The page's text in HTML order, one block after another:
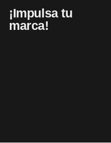
¡Impulsa tu
marca!